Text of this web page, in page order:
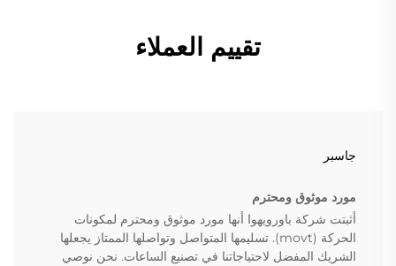
تقييم العملاء
جاسبر
مورد موثوق ومحترم
أثبتت شركة باورويهوا أنها مورد موثوق ومحترم لمكونات
الحركة (movt). تسليمها المتواصل وتواصلها الممتاز يجعلها
الشريك المفضل لاحتياجاتنا في تصنيع الساعات. نحن نوصي